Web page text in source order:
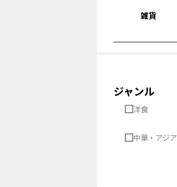
雑貨
ジャンル
洋食
中華・アジア